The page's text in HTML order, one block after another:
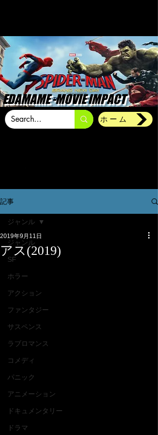
EDAMAME -MOVIE IMPACT
ホーム
記事
ジャンル
SF
ホラー
アクション
ファンタジー
サスペンス
ラブロマンス
コメディ
パニック
アニメーション
ドキュメンタリー
ドラマ
ジャンル
アス(2019)
2019年9月11日